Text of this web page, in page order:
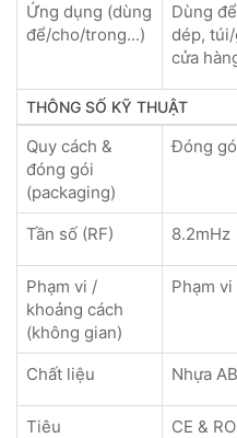
Ứng dụng (dùng
để/cho/trong...)
Dùng
dép,
cửa
THÔNG SỐ KỸ THUẬT
Quy cách &
đóng gói
(packaging)
Đóng
Tần số (RF) 8.2mHz
Phạm vi /
khoảng cách
(không gian)
Phạm
Chất liệu Nhựa
Tiêu
CE &